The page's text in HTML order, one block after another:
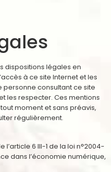
dispositions légales en
à ce site Internet et les
personne consultant ce site
les respecter. Ces mentions
moment et sans préavis,
régulièrement.
6 III-1 de la loi n°2004-
dans l’économie numérique,